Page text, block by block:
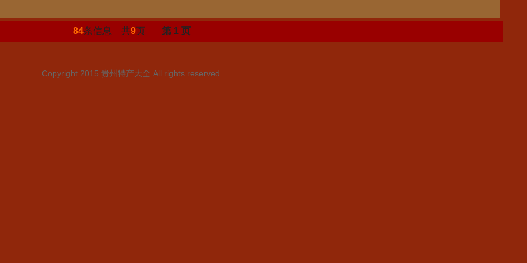
84条信息 共9页 第 1 页
Copyright 2015 贵州特产大全 All rights reserved.